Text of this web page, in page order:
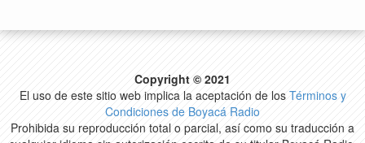
Copyright © 2021
El uso de este sitio web implica la aceptación de los Términos y
Condiciones de Boyacá Radio
Prohibida su reproducción total o parcial, así como su traducción a